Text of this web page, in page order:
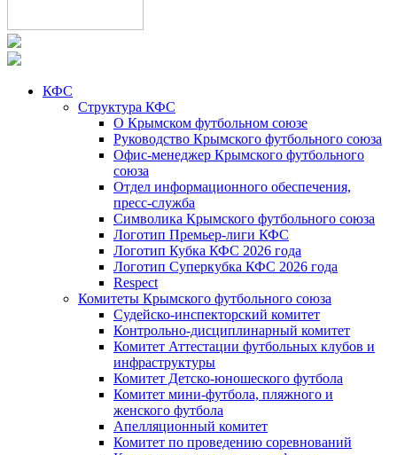
КФС
Структура КФС
О Крымском футбольном союзе
Руководство Крымского футбольного союза
Офис-менеджер Крымского футбольного
союза
Отдел информационного обеспечения,
пресс-служба
Символика Крымского футбольного союза
Логотип Премьер-лиги КФС
Логотип Кубка КФС 2026 года
Логотип Суперкубка КФС 2026 года
Respect
Комитеты Крымского футбольного союза
Судейско-инспекторский комитет
Контрольно-дисциплинарный комитет
Комитет Аттестации футбольных клубов и
инфраструктуры
Комитет Детско-юношеского футбола
Комитет мини-футбола, пляжного и
женского футбола
Апелляционный комитет
Комитет по проведению соревнований